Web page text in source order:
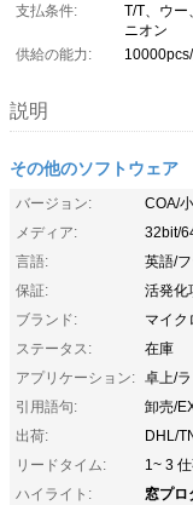
支払条件:
T/T、ウ
ニオン
供給の能力:
説明
その他のソフトウェア
バージョン:
COA/
メディア:
32bit/
言語:
英語/
保証:
活発化
ブランド:
マイク
ステータス:
在庫
アプリケーション: 卓上/
引用語句:
卸売/
出荷:
DHL/
リードタイム:
1~ 3
ハイライト:
窓プロ